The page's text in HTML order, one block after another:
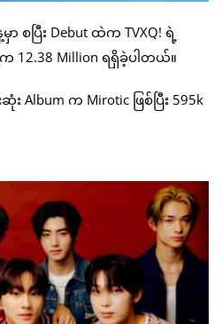
ာ စပြီး Debut ထဲက TVXQ! ရဲ့
က 12.38 Million ရရှိခဲ့ပါတယ်။
Album က Mirotic ဖြစ်ပြီး 595k